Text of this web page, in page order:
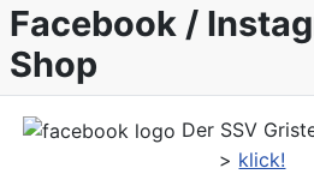
Facebook /
Shop
Der SSV
> klick!